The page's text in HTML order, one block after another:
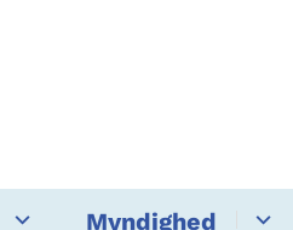
Myndighed